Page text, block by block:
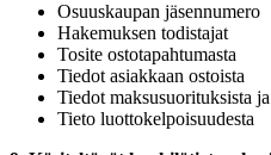
Osuuskaupan jäsennumero
Hakemuksen todistajat
Tosite ostotapahtumasta
Tiedot asiakkaan ostoista
Tiedot maksusuorituksista ja
Tieto luottokelpoisuudesta